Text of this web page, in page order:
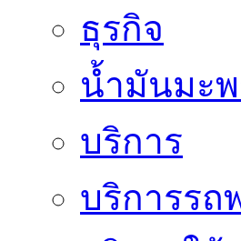
ธุรกิจ
น้ำมันมะ
บริการ
บริการรถ